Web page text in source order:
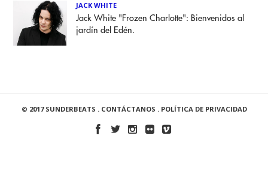
JACK WHITE
Jack White "Frozen Charlotte": Bienvenidos al
jardín del Edén.
© 2017 SUNDERBEATS . CONTÁCTANOS . POLÍTICA DE PRIVACIDAD